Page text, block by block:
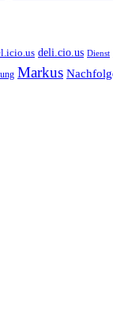
deli.cio.us Dienst
Markus